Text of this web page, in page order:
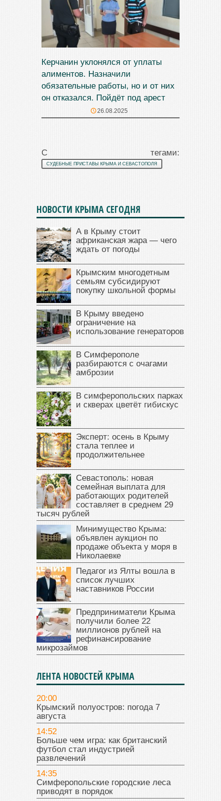
Керчанин уклонялся от уплаты
алиментов. Назначили
обязательные работы, но и от них
он отказался. Пойдёт под арест
26.08.2025
С тегами:
СУДЕБНЫЕ ПРИСТАВЫ КРЫМА И СЕВАСТОПОЛЯ
НОВОСТИ КРЫМА СЕГОДНЯ
А в Крыму стоит
африканская жара — чего
ждать от погоды
Крымским многодетным
семьям субсидируют
покупку школьной формы
В Крыму введено
ограничение на
использование генераторов
В Симферополе
разбираются с очагами
амброзии
В симферопольских парках
и скверах цветёт гибискус
Эксперт: осень в Крыму
стала теплее и
продолжительнее
Севастополь: новая
семейная выплата для
работающих родителей
составляет в среднем 29
тысяч рублей
Минимущество Крыма:
объявлен аукцион по
продаже объекта у моря в
Николаевке
Педагог из Ялты вошла в
список лучших
наставников России
Предприниматели Крыма
получили более 22
миллионов рублей на
рефинансирование
микрозаймов
ЛЕНТА НОВОСТЕЙ КРЫМА
20:00
Крымский полуостров: погода 7
августа
14:52
Больше чем игра: как британский
футбол стал индустрией
развлечений
14:35
Симферопольские городские леса
приводят в порядок